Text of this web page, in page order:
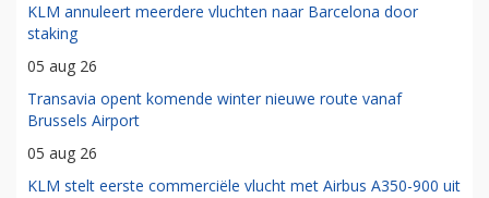
KLM annuleert meerdere vluchten naar Barcelona door
staking
05 aug 26
Transavia opent komende winter nieuwe route vanaf
Brussels Airport
05 aug 26
KLM stelt eerste commerciële vlucht met Airbus A350-900 uit